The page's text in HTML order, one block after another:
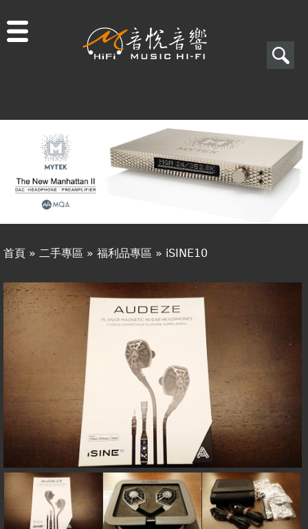
搜
表
單
搜
尋
商品一覽
二手專區
視聽專欄
購物須知
視聽室預約
您
在
裡
首頁 » 二手專區 » 福利品專區 » iSINE10